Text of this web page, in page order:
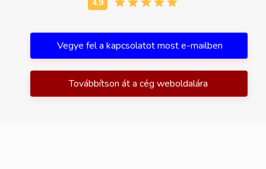
Vegye fel a kapcsolatot most e-mailben
Továbbítson át a cég weboldalára